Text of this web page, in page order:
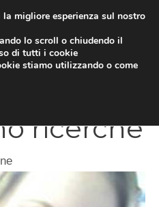
ricerche
migliore esperienza sul nostro
lo scroll o chiudendo il
di tutti i cookie
stiamo utilizzando o come